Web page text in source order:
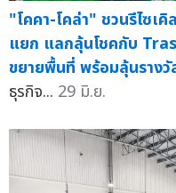
"โคคา-โคล่า" ชวนรีไซเ
แยก แลกลุ้นโชคกับ
ขยายพื้นที่ พร้อมลุ้นรางวั
ธุรกิจ... 29 มิ.ย.